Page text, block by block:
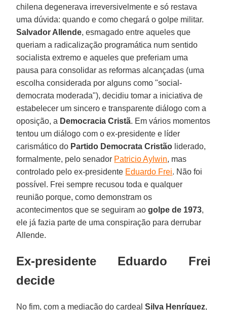
chilena degenerava irreversivelmente e só restava
uma dúvida: quando e como chegará o golpe militar.
Salvador Allende, esmagado entre aqueles que
queriam a radicalização programática num sentido
socialista extremo e aqueles que preferiam uma
pausa para consolidar as reformas alcançadas (uma
escolha considerada por alguns como "social-
democrata moderada"), decidiu tomar a iniciativa de
estabelecer um sincero e transparente diálogo com a
oposição, a Democracia Cristã. Em vários momentos
tentou um diálogo com o ex-presidente e líder
carismático do Partido Democrata Cristão liderado,
formalmente, pelo senador Patricio Aylwin, mas
controlado pelo ex-presidente Eduardo Frei. Não foi
possível. Frei sempre recusou toda e qualquer
reunião porque, como demonstram os
acontecimentos que se seguiram aogolpe de 1973,
ele já fazia parte de uma conspiração para derrubar
Allende.
Ex-presidente Eduardo Frei
decide
No fim, com a mediação do cardeal Silva Henríquez,